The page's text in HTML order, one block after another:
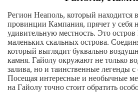
Регион Неаполь, который находится
провинции Кампания, прячет у себя
удивительную местность. Это остров
маленьких скальных острова.
который выглядит буквально
камня. Гайолу окружают не только
залива, но и таинственные легенды
Посещая интересные и необычные
на Гайолу точно стоит обратить